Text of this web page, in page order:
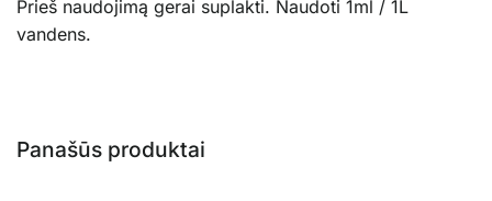
Prieš naudojimą gerai suplakti. Naudoti 1ml / 1L
vandens.
Panašūs produktai